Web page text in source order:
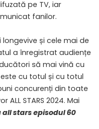
pe TV, iar
fanilor.
și cele mai de
a înregistrat audiențe
să mai vină cu
cu totul și cu totul
concurenți din toate
STARS 2024. Mai
stars episodul 60